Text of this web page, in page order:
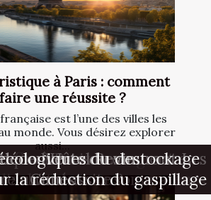
à Paris : comment
une réussite ?
est l’une des villes les
monde. Vous désirez explorer
aussi...
Instagram sur
des consommateurs
à Paris : comment en
une réussite ?
de l'Hôtel Restaurant Les
Cimes
du vin
du destockage
la réduction du gaspillage